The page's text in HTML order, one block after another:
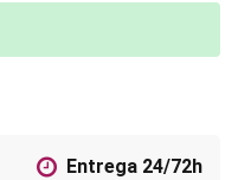
Entrega 24/72h